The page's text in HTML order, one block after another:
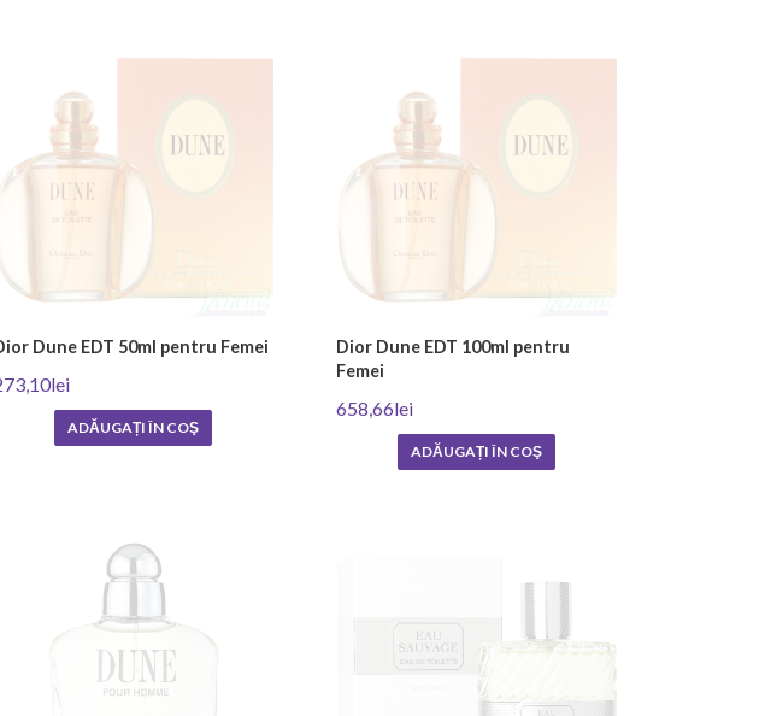
Dune EDT 50ml pentru Femei
ADĂUGAȚI ÎN COŞ
Dior Dune EDT 100ml pentru
Femei
658,66lei
ADĂUGAȚI ÎN COŞ